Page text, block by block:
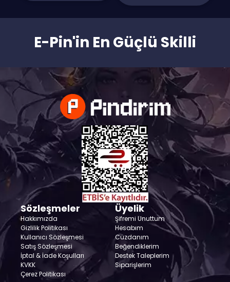
E-Pin'in En Güçlü Skilli
Sözleşmeler
Hakkımızda
Gizlilik Politikası
Kullanıcı Sözleşmesi
Satış Sözleşmesi
İptal & İade Koşulları
KVKK
Çerez Politikası
Üyelik
Şifremi Unuttum
Hesabım
Cüzdanım
Beğendiklerim
Destek Taleplerim
Siparişlerim